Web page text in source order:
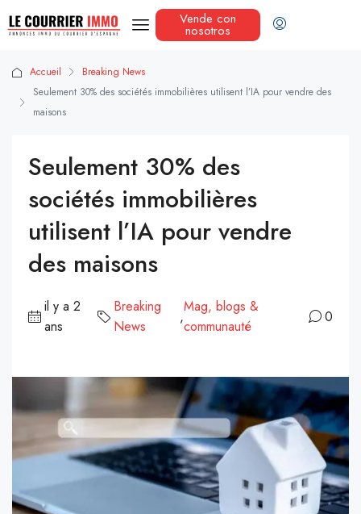
Vende con
nosotros
Accueil
Breaking News
Seulement 30% des sociétés immobilières utilisent l’IA pour vendre des
maisons
Seulement 30% des
sociétés immobilières
utilisent l’IA pour vendre
des maisons
il y a 2
ans
Breaking
News
,
Mag, blogs &
communauté
0